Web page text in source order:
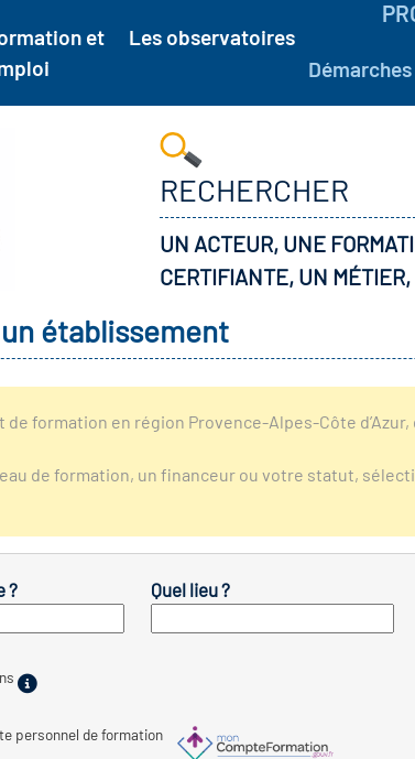
et
Les observatoires
Démarches
RECHERCHER
UN ACTEUR, UNE
CERTIFIANTE, UN
établissement
formation en région Provence-Alpes-Côte
de formation, un financeur ou votre statut,
? Quel lieu ?
personnel de formation